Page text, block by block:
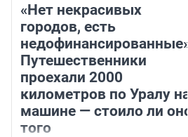
«Нет некрасивых
городов, есть
недофинансированные».
Путешественники
проехали 2000
километров по Уралу на
машине — стоило ли оно
того